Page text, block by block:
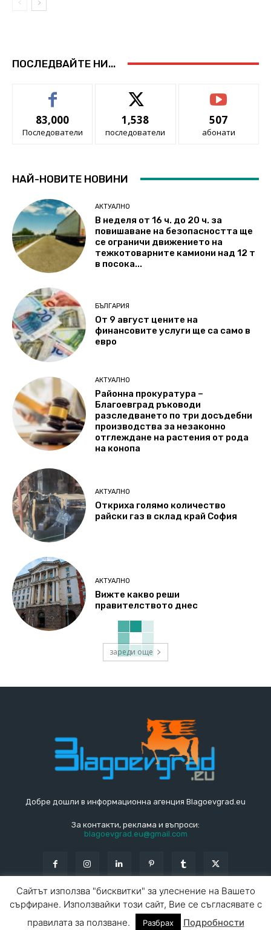
ПОСЛЕДВАЙТЕ НИ...
83,000
Последователи
1,538
последователи
507
абонати
НАЙ-НОВИТЕ НОВИНИ
АКТУАЛНО
В неделя от 16 ч. до 20 ч. за
повишаване на безопасността ще
се ограничи движението на
тежкотоварните камиони над 12 т
в посока...
БЪЛГАРИЯ
От 9 август цените на
финансовите услуги ще са само в
евро
АКТУАЛНО
Районна прокуратура –
Благоевград ръководи
разследването по три досъдебни
производства за незаконно
отглеждане на растения от рода
на конопа
АКТУАЛНО
Откриха голямо количество
райски газ в склад край София
АКТУАЛНО
Вижте какво реши
правителството днес
зареди още
Добре дошли в информационна агенция Blagoevgrad.eu
За контакти, реклама и въпроси:
blagoevgrad.eu@gmail.com
Общи условия
Сайтът използва "бисквитки" за улеснение на Вашето
сърфиране. Използвайки този сайт, Вие се съгласявате с
правилата за ползване.
Разбрах Подробности